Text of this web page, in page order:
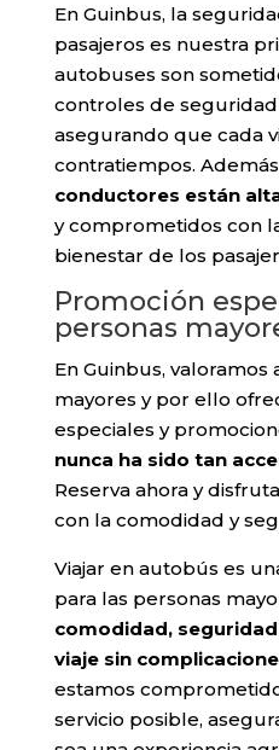
En Guinbus, la
pasajeros es nuestra
autobuses son
controles de
asegurando que cada
contratiempos.
conductores están
y comprometidos con
bienestar de los
Promoción
personas
En Guinbus, valoramos
mayores y por ello
especiales y
nunca ha sido tan
Reserva ahora y
con la comodidad y
Viajar en autobús es
para las personas
comodidad,
viaje sin
estamos
servicio posible,